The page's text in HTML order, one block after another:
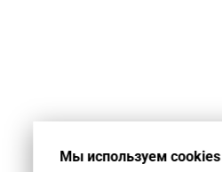
Мы используем cookies